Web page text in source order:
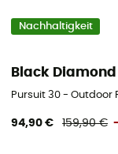
Nachhaltigkeit
Black Diamond
Pursuit 30 - Outdoor
94,90 € 159,90 €